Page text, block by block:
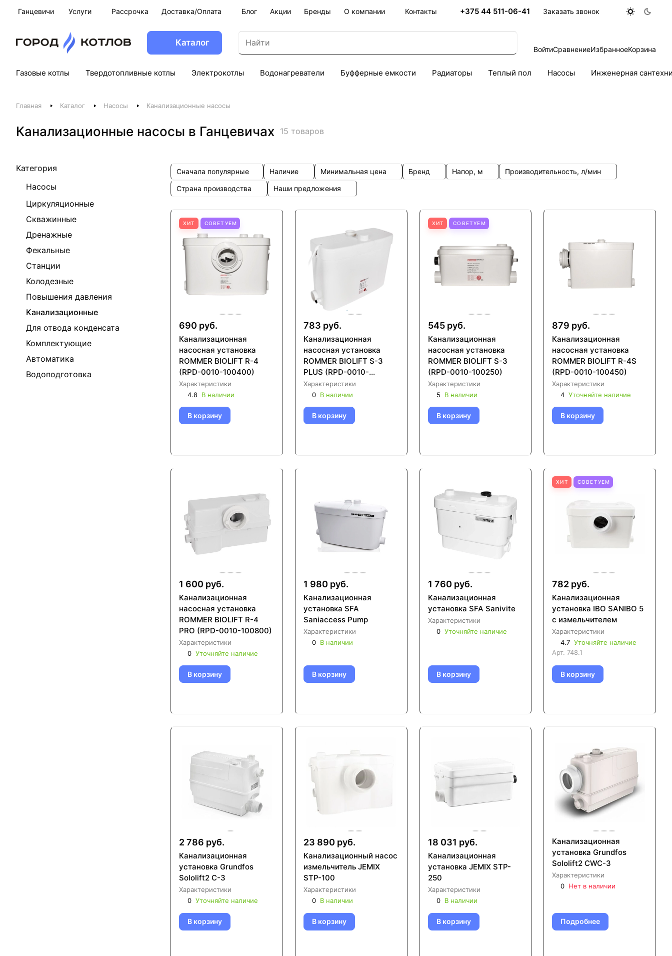
Ганцевичи Услуги Рассрочка Доставка/Оплата Блог Акции Бренды О компании Контакты +375 44 511-06-41 Заказать звонок
Каталог
ВойтиСравнениеИзбранноеКорзина
Газовые котлы Твердотопливные котлы Электрокотлы Водонагреватели Буфферные емкости Радиаторы Теплый пол Насосы Инженерная
Главная Каталог Насосы Канализационные насосы
Канализационные насосы в Ганцевичах 15 товаров
Категория
Насосы
Циркуляционные
Скважинные
Дренажные
Фекальные
Станции
Колодезные
Повышения давления
Канализационные
Для отвода конденсата
Комплектующие
Автоматика
Водоподготовка
Сначала популярные Наличие Минимальная цена Бренд Напор, м
Производительность, л/мин
Страна производства
Наши предложения
ХИТ СОВЕТУЕМ
690 руб.
Канализационная
насосная установка
ROMMER BIOLIFT R-4
(RPD-0010-100400)
Характеристики
4.8 В наличии
В корзину
783 руб.
Канализационная
насосная установка
ROMMER BIOLIFT S-3
PLUS (RPD-0010-
100500)
Характеристики
0 В наличии
В корзину
ХИТ СОВЕТУЕМ
545 руб.
Канализационная
насосная установка
ROMMER BIOLIFT S-3
(RPD-0010-100250)
Характеристики
5
В наличии
В корзину
879 руб.
Канализационная
насосная установка
ROMMER BIOLIFT R-4S
(RPD-0010-100450)
Характеристики
4 Уточняйте наличие
В корзину
1 600 руб.
Канализационная
насосная установка
ROMMER BIOLIFT R-4
PRO (RPD-0010-100800)
Характеристики
0 Уточняйте наличие
В корзину
1 980 руб.
Канализационная
установка SFA
Saniaccess Pump
Характеристики
0 В наличии
В корзину
1 760 руб.
Канализационная
установка SFA Sanivite
Характеристики
0 Уточняйте наличие
В корзину
ХИТ СОВЕТУЕМ
782 руб.
Канализационная
установка IBO SANIBO 5
с измельчителем
Характеристики
4.7 Уточняйте наличие
Арт. 748.1
В корзину
2 786 руб.
Канализационная
установка Grundfos
Sololift2 C-3
Характеристики
0 Уточняйте наличие
В корзину
23 890 руб.
Канализационный насос
измельчитель JEMIX
STP-100
Характеристики
0 В наличии
В корзину
18 031 руб.
Канализационная
установка JEMIX STP-
250
Характеристики
0 В наличии
В корзину
Канализационная
установка Grundfos
Sololift2 CWC-3
Характеристики
0 Нет в наличии
Подробнее